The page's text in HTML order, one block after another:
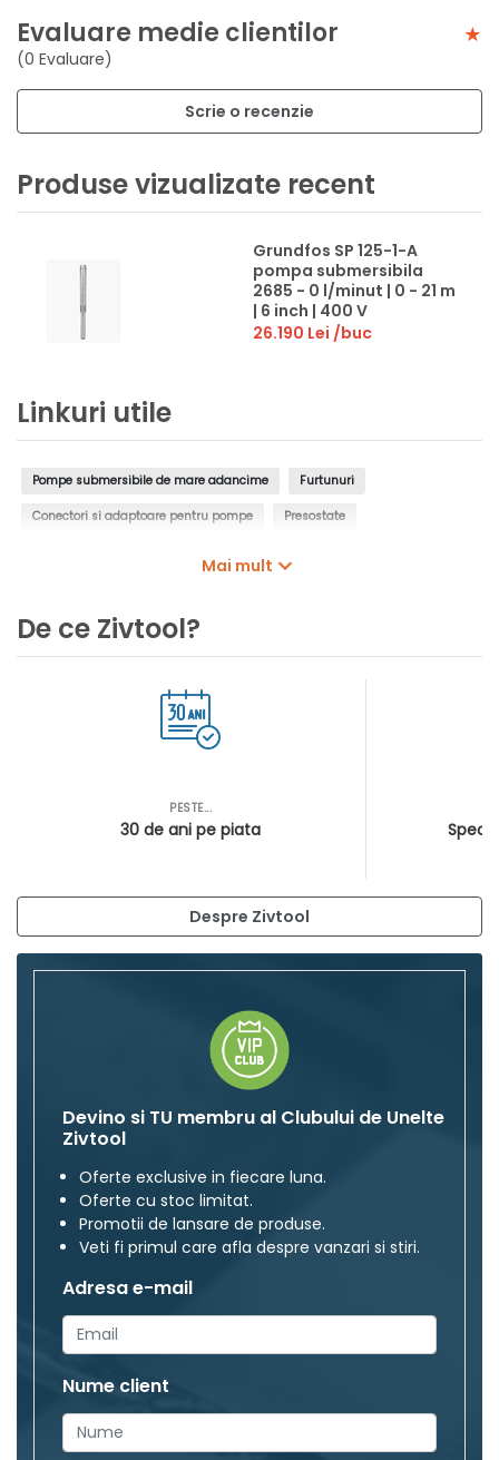
Evaluare medie clientilor
(0 Evaluare)
Scrie o recenzie
Produse vizualizate recent
Grundfos SP 125-1-A
pompa submersibila
2685 - 0 l/minut | 0 - 21 m
| 6 inch | 400 V
26.190 Lei /buc
Linkuri utile
Pompe submersibile de mare adancime Furtunuri
Conectori si adaptoare pentru pompe Presostate
Cartuse filtrante pentru pompe
Mai mult
De ce Zivtool?
PESTE...
30 de ani pe piata
Despre Zivtool
Devino si TU membru al Clubului de Unelte
Zivtool
Oferte exclusive in fiecare luna.
Oferte cu stoc limitat.
Promotii de lansare de produse.
Veti fi primul care afla despre vanzari si stiri.
Adresa e-mail
Nume client